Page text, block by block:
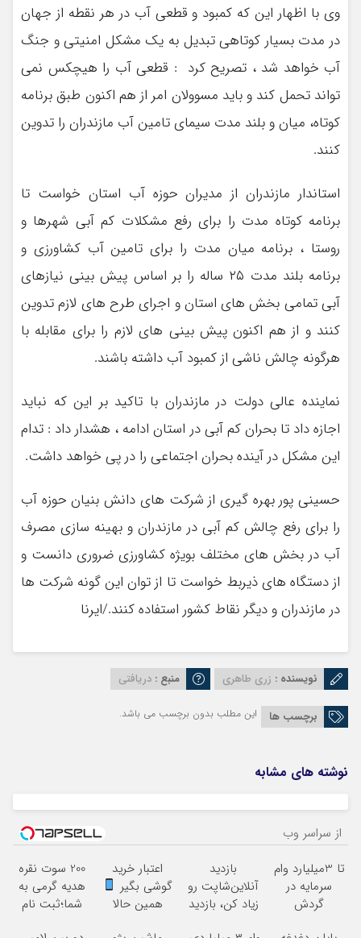
وی با اظهار این که کمبود و قطعی آب در هر نقطه از جهان
در مدت بسیار کوتاهی تبدیل به یک مشکل امنیتی و جنگ
آب خواهد شد ، تصریح کرد : قطعی آب را هیچکس نمی
تواند تحمل کند و باید مسوولان امر از هم اکنون طبق برنامه
کوتاه، میان و بلند مدت سیمای تامین آب مازندران را تدوین
کنند.
استاندار مازندران از مدیران حوزه آب استان خواست تا
برنامه کوتاه مدت را برای رفع مشکلات کم آبی شهرها و
روستا ، برنامه میان مدت را برای تامین آب کشاورزی و
برنامه بلند مدت ۲۵ ساله را بر اساس پیش بینی نیازهای
آبی تمامی بخش های استان و اجرای طرح های لازم تدوین
کنند و از هم اکنون پیش بینی های لازم را برای مقابله با
هرگونه چالش ناشی از کمبود آب داشته باشند.
نماینده عالی دولت در مازندران با تاکید بر این که نباید
اجازه داد تا بحران کم آبی در استان ادامه ، هشدار داد : تدام
این مشکل در آینده بحران اجتماعی را در پی خواهد داشت.
حسینی پور بهره گیری از شرکت های دانش بنیان حوزه آب
را برای رفع چالش کم آبی در مازندران و بهینه سازی مصرف
آب در بخش های مختلف بویژه کشاورزی ضروری دانست و
از دستگاه های ذیربط خواست تا از توان این گونه شرکت ها
در مازندران و دیگر نقاط کشور استفاده کنند./ایرنا
نویسنده : زری طاهری منبع : دریافتی
برچسب ها این مطلب بدون برچسب می باشد.
نوشته های مشابه
از سراسر وب
تا 3میلیارد وام
سرمایه در
گردش
بازدید
آنلاین‌شاپت رو
زیاد کن، بازدید
اعتبار خرید
گوشی بگیر
همین حالا
200 سوت نقره
هدیه گرمی به
شما؛ثبت نام